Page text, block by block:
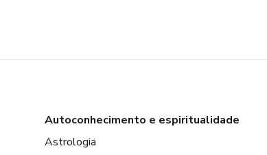
Autoconhecimento e espiritualidade
Astrologia